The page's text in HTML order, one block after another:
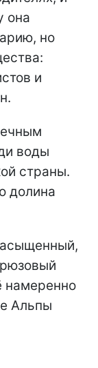
она
но
и
воды
страны.
долина
намеренно
Альпы